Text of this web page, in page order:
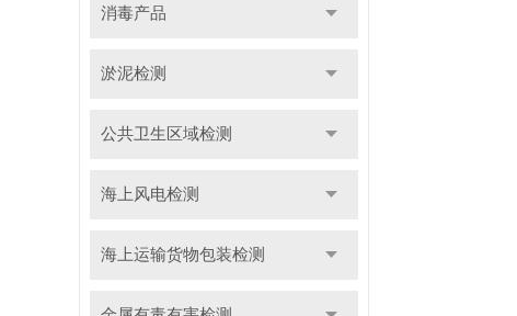
消毒产品
淤泥检测
公共卫生区域检测
海上风电检测
海上运输货物包装检测